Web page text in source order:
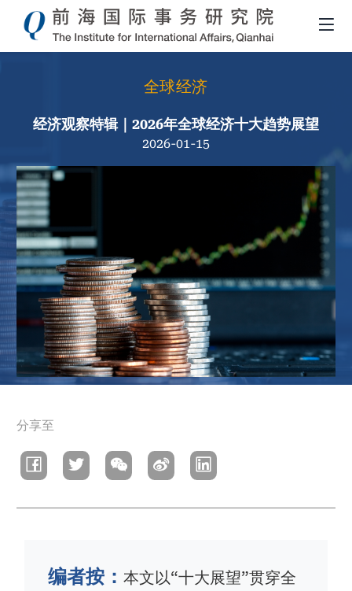
全球经济
经济观察特辑｜2026年全球经济十大趋势展望
2026-01-15
包
屑
分享至
编者按：本文以“十大展望”贯穿全